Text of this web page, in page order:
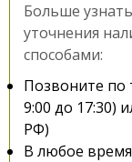
Больше
уточнения
способами:
Позвоните по
9:00 до 17:30)
РФ)
В любое